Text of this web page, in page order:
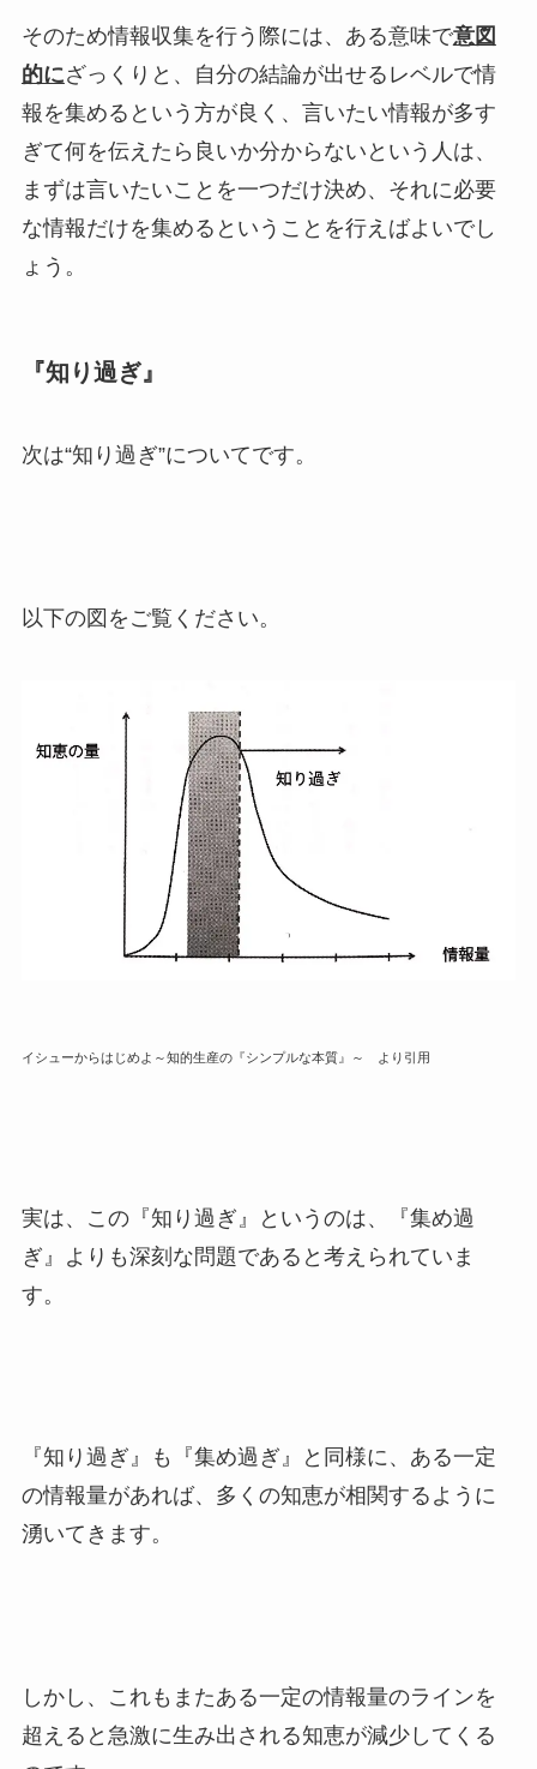
そのため情報収集を行う際には、ある意味で意図
的にざっくりと、自分の結論が出せるレベルで情
報を集めるという方が良く、言いたい情報が多す
ぎて何を伝えたら良いか分からないという人は、
まずは言いたいことを一つだけ決め、それに必要
な情報だけを集めるということを行えばよいでし
ょう。
『知り過ぎ』
次は“知り過ぎ”についてです。
以下の図をご覧ください。
イシューからはじめよ～知的生産の『シンプルな本質』～ より引用
実は、この『知り過ぎ』というのは、『集め過
ぎ』よりも深刻な問題であると考えられていま
す。
『知り過ぎ』も『集め過ぎ』と同様に、ある一定
の情報量があれば、多くの知恵が相関するように
湧いてきます。
しかし、これもまたある一定の情報量のラインを
超えると急激に生み出される知恵が減少してくる